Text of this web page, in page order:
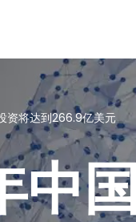
资将达到266.9亿美元
中